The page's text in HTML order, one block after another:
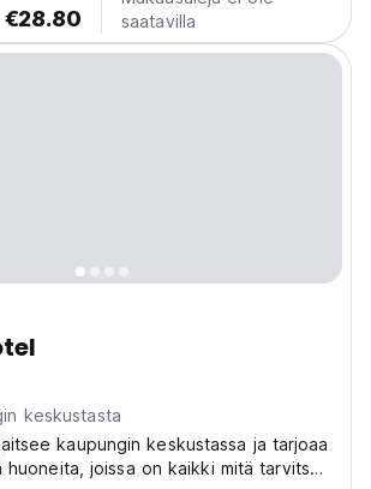
€28.80
saatavilla
keskustasta
kaupungin keskustassa ja tarjoaa
huoneita, joissa on kaikki mitä tarvitset